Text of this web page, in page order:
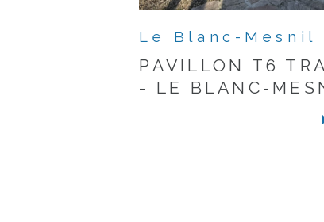
Le Blanc-Mesnil
PAVILLON T6
- LE BLANC-